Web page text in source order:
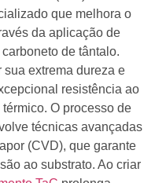
que melhora o
da aplicação de
de tântalo.
sua extrema dureza e
resistência ao
O processo de
técnicas avançadas
(CVD), que garante
ao substrato. Ao criar